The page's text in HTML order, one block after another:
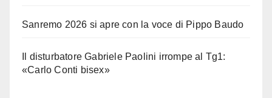
Sanremo 2026 si apre con la voce di Pippo Baudo
Il disturbatore Gabriele Paolini irrompe al Tg1:
«Carlo Conti bisex»